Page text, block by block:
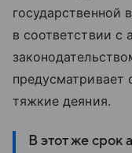
государственной
в соответствии с
предусматривает
тяжкие деяния.
В этот же срок